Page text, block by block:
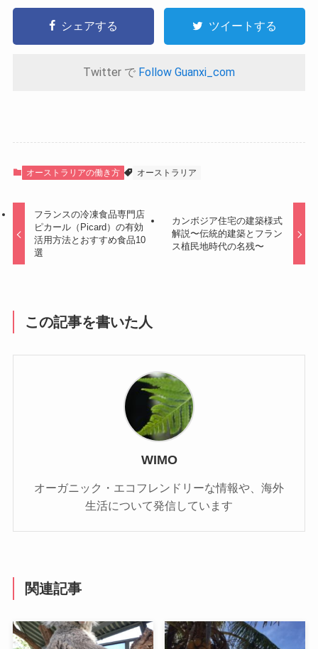
シェアする ツイートする
Twitter で Follow Guanxi_com
オーストラリアの働き方 オーストラリア
フランスの冷凍食品専門店
ピカール（Picard）の有効
活用方法とおすすめ食品10
選
カンボジア住宅の建築様式
解説〜伝統的建築とフラン
ス植民地時代の名残〜
この記事を書いた人
WIMO
オーガニック・エコフレンドリーな情報や、海外
生活について発信しています
関連記事